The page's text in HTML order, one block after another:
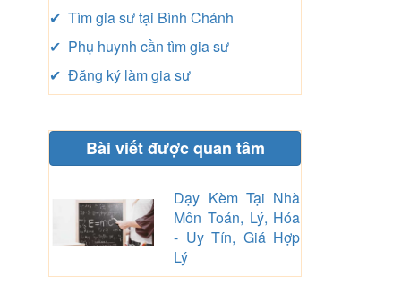
✔ Tìm gia sư tại Bình Chánh
✔ Phụ huynh cần tìm gia sư
✔ Đăng ký làm gia sư
Bài viết được quan tâm
Dạy Kèm Tại Nhà
Môn Toán, Lý, Hóa
- Uy Tín, Giá Hợp
Lý